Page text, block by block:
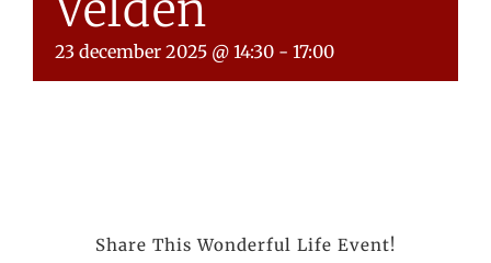
23 december 2025 @ 14:30 - 17:00
Share This Wonderful Life Event!